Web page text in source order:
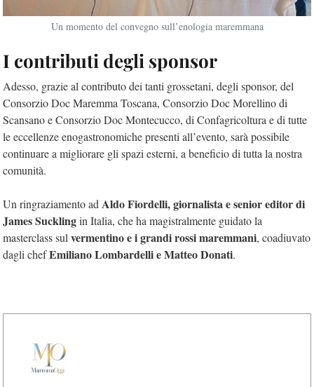
Un momento del convegno sull’enologia maremmana
I contributi degli sponsor
Adesso, grazie al contributo dei tanti grossetani, degli sponsor, del
Consorzio Doc Maremma Toscana, Consorzio Doc Morellino di
Scansano e Consorzio Doc Montecucco, di Confagricoltura e di tutte
le eccellenze enogastronomiche presenti all’evento, sarà possibile
continuare a migliorare gli spazi esterni, a beneficio di tutta la nostra
comunità.
Un ringraziamento adAldo Fiordelli, giornalista e senior editor di
James Sucklingin Italia, che ha magistralmente guidato la
masterclass sulvermentino e i grandi rossi maremmani, coadiuvato
dagli chefEmiliano Lombardelli e Matteo Donati.